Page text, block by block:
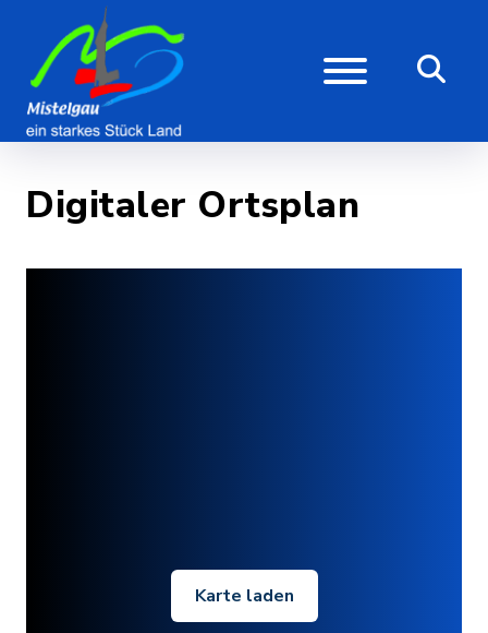
Digitaler Ortsplan
Karte laden